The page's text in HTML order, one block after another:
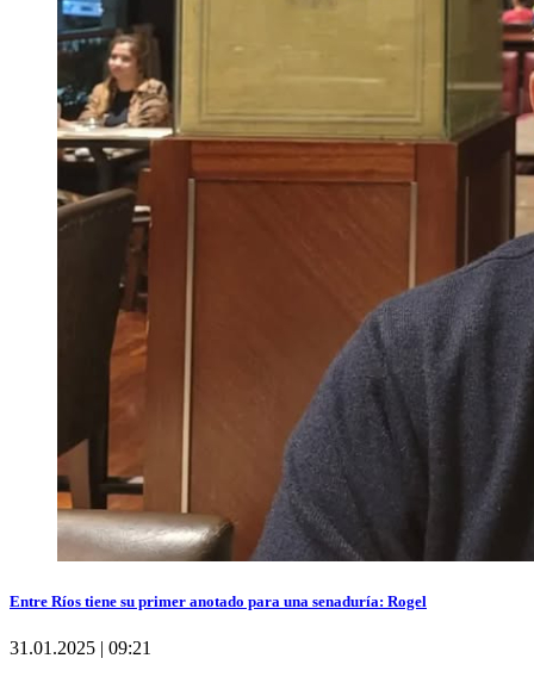
Entre Ríos tiene su primer anotado para una senaduría: Rogel
31.01.2025 | 09:21